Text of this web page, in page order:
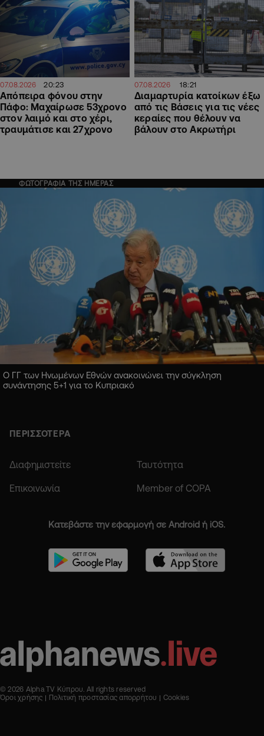
07.08.2026 20:23
Απόπειρα φόνου στην
Πάφο: Μαχαίρωσε 53χρονο
στον λαιμό και στο χέρι,
τραυμάτισε και 27χρονο
07.08.2026 18:21
Διαμαρτυρία κατοίκων έξω
από τις Βάσεις για τις νέες
κεραίες που θέλουν να
βάλουν στο Ακρωτήρι
ΦΩΤΟΓΡΑΦΙΑ ΤΗΣ ΗΜΕΡΑΣ
Ο ΓΓ των Ηνωμένων Εθνών ανακοινώνει την σύγκληση
συνάντησης 5+1 για το Κυπριακό
ΠΕΡΙΣΣΟΤΕΡΑ
Διαφημιστείτε Ταυτότητα
Επικοινωνία Member of COPA
Κατεβάστε την εφαρμογή σε Android ή iOS.
© 2026 Alpha TV Κύπρου. All rights reserved
Όροι χρήσης
Πολιτική προστασίας απορρήτου Cookies